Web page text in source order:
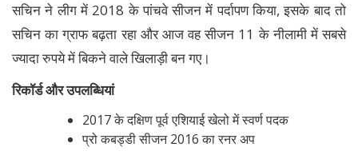
सचिन ने लीग में 2018 के पांचवे सीजन में पर्दापण किया, इसके बाद तो
सचिन का ग्राफ बढ़ता रहा और आज वह सीजन 11 के नीलामी में सबसे
ज्यादा रुपये में बिकने वाले खिलाड़ी बन गए।
रिकॉर्ड और उपलब्धियां
2017 के दक्षिण पूर्व एशियाई खेलो में स्वर्ण पदक
प्रो कबड्डी सीजन 2016 का रनर अप